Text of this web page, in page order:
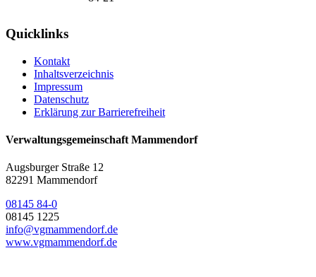
Quicklinks
Kontakt
Inhaltsverzeichnis
Impressum
Datenschutz
Erklärung zur Barrierefreiheit
Verwaltungsgemeinschaft Mammendorf
Augsburger Straße 12
82291 Mammendorf
08145 84-0
08145 1225
info@vgmammendorf.de
www.vgmammendorf.de